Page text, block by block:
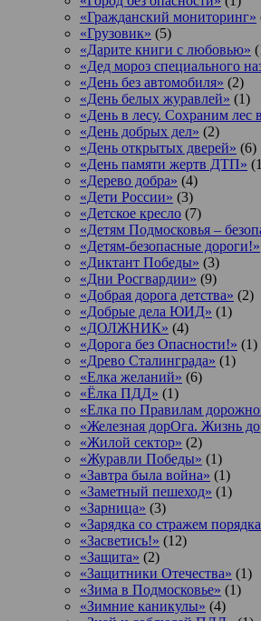
«Гражданский мониторинг»
«Грузовик» (5)
«Дарите книги с любовью»
«Дед мороз специального
«День без автомобиля» (2)
«День белых журавлей» (1)
«День в лесу. Сохраним лес
«День добрых дел» (2)
«День открытых дверей» (6)
«День памяти жертв ДТП»
«Дерево добра» (4)
«Дети России» (3)
«Детское кресло (7)
«Детям Подмосковья –
«Детям-безопасные дороги!»
«Диктант Победы» (3)
«Дни Росгвардии» (9)
«Добрая дорога детства» (2)
«Добрые дела ЮИД» (1)
«ДОЛЖНИК» (4)
«Дорога без Опасности!» (1)
«Древо Сталинграда» (1)
«Елка желаний» (6)
«Ёлка ПДД» (1)
«Елка по Правилам
«Железная дорОга. Жизнь
«Жилой сектор» (2)
«Журавли Победы» (1)
«Завтра была война» (1)
«Заметный пешеход» (1)
«Зарница» (3)
«Зарядка со стражем
«Засветись!» (12)
«Защита» (2)
«Защитники Отечества» (1)
«Зима в Подмосковье» (1)
«Зимние каникулы» (4)